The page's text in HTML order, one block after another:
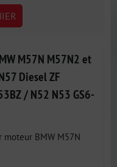
M57N M57N2 et
Diesel ZF
/ N52 N53 GS6-
moteur BMW M57N